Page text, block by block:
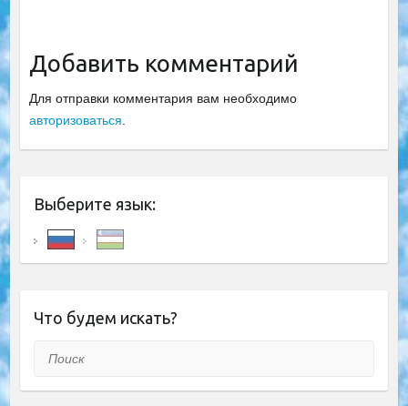
Добавить комментарий
Для отправки комментария вам необходимо
авторизоваться.
Выберите язык:
Что будем искать?
Поиск